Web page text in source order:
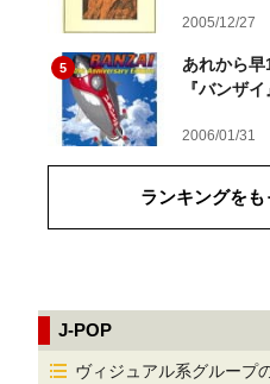
2005/12/27
5
あれから
『バンザイ
2006/01/31
ランキングをも
J-POP
ヴィジュアル系グループ